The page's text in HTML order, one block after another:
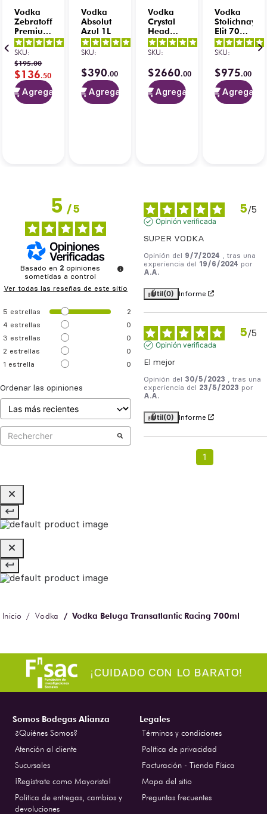
Vodka
Zebratoff
Premium
1.75 L
5/5-
opiniones
SKU:
$195.00
$136.50
Agregar
Vodka
Absolut
Azul 1L
5/5-
opiniones
SKU:
$390.00
Agregar
Vodka
Crystal
Head
1.75 L
5/5-
opiniones
SKU:
$2660.00
Agregar
Vodka
Stolichnaya
Elit 700
ml
SKU:
$975.00
Agregar
5/5
Basado en 2 opiniones
sometidas a control
Ver todas las reseñas de este sitio
5 estrellas
2
4 estrellas
0
3 estrellas
0
2 estrellas
0
1 estrella 0
Ordenar las opiniones
5/5
Opinión verificada
SUPER VODKA
Opinión del 9/7/2024
, tras una
experiencia del 19/6/2024 por
A.A.
Útil(0) Informe
5/5
Opinión verificada
El mejor
Opinión del 30/5/2023
, tras una
experiencia del 23/5/2023 por
A.A.
Útil(0) Informe
1
Vodka Vodka Beluga Transatlantic Racing 700ml
Somos Bodegas Alianza
¿Quiénes Somos?
Atención al cliente
Sucursales
¡Regístrate como Mayorista!
Politica de entregas, cambios y
devoluciones
Legales
Términos y condiciones
Política de privacidad
Facturación - Tienda Física
Mapa del sitio
Preguntas frecuentes